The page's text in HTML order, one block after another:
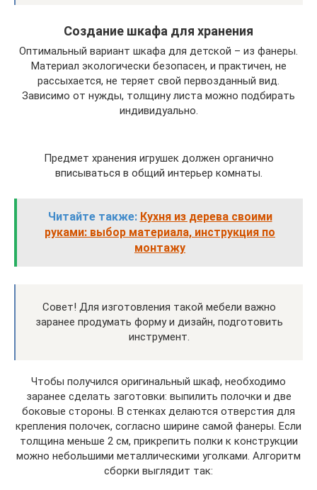
Создание шкафа для хранения
Оптимальный вариант шкафа для детской – из фанеры.
Материал экологически безопасен, и практичен, не
рассыхается, не теряет свой первозданный вид.
Зависимо от нужды, толщину листа можно подбирать
индивидуально.
Предмет хранения игрушек должен органично
вписываться в общий интерьер комнаты.
Читайте также: Кухня из дерева своими
руками: выбор материала, инструкция по
монтажу
Совет! Для изготовления такой мебели важно
заранее продумать форму и дизайн, подготовить
инструмент.
Чтобы получился оригинальный шкаф, необходимо
заранее сделать заготовки: выпилить полочки и две
боковые стороны. В стенках делаются отверстия для
крепления полочек, согласно ширине самой фанеры. Если
толщина меньше 2 см, прикрепить полки к конструкции
можно небольшими металлическими уголками. Алгоритм
сборки выглядит так: